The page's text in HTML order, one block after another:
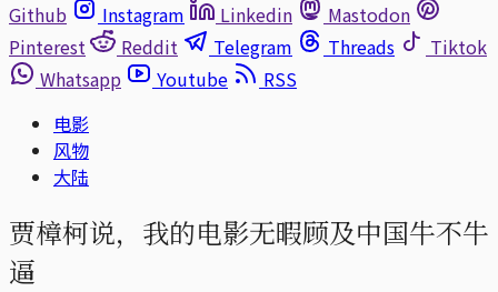
Github
Instagram Linkedin
Mastodon
Pinterest
Reddit Telegram Threads
Tiktok
Whatsapp
Youtube
RSS
电影
风物
大陆
贾樟柯说，我的电影无暇顾及中国牛不牛
逼